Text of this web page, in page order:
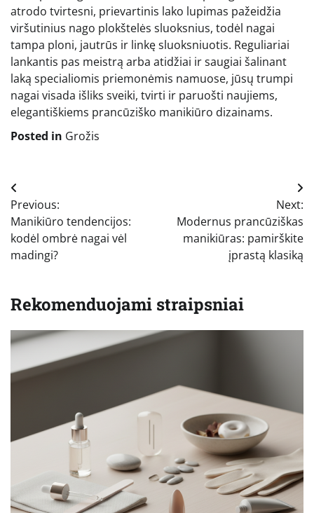
atrodo tvirtesni, prievartinis lako lupimas pažeidžia
viršutinius nago plokštelės sluoksnius, todėl nagai
tampa ploni, jautrūs ir linkę sluoksniuotis. Reguliariai
lankantis pas meistrą arba atidžiai ir saugiai šalinant
laką specialiomis priemonėmis namuose, jūsų trumpi
nagai visada išliks sveiki, tvirti ir paruošti naujiems,
elegantiškiems prancūziško manikiūro dizainams.
Posted in Grožis
Navigacija
tarp
įrašų
Previous:
Manikiūro tendencijos:
kodėl ombrė nagai vėl
madingi?
Next:
Modernus prancūziškas
manikiūras: pamirškite
įprastą klasiką
Rekomenduojami straipsniai